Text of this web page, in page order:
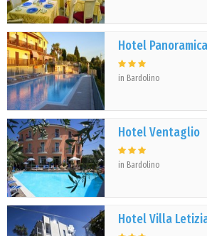
Hotel Panoramica
in Bardolino
Hotel Ventaglio
in Bardolino
Hotel Villa